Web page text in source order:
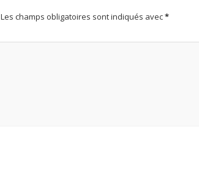
Les champs obligatoires sont indiqués avec*